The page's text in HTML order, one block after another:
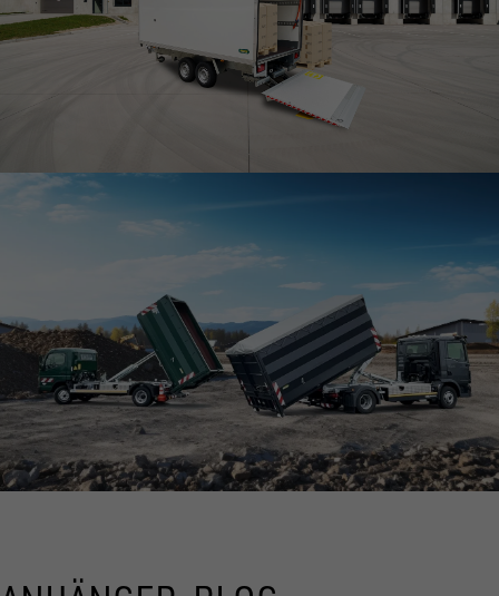
ALLE ANZEIGEN
HEBEBÜHNEN-ANHÄNGER
WORKLIFE
ZUM WORKLIFE ANHÄNGER
ABROLLKIPPER
TRANSPORTLÖSUNGEN MIT SYSTEM!
ALLE ANZEIGEN